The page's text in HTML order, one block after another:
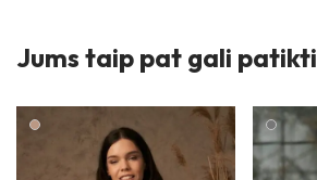
Jums taip pat gali patikti